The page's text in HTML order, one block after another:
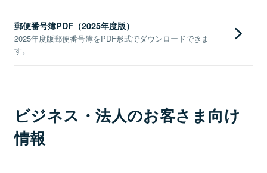
郵便番号簿PDF（2025年度版）
2025年度版郵便番号簿をPDF形式でダウンロードできま
す。
ビジネス・法人のお客さま向け
情報